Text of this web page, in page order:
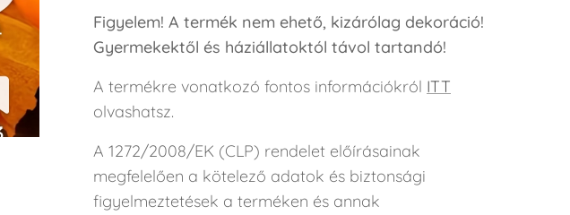
Figyelem! A termék nem ehető, kizárólag dekoráció!
Gyermekektől és háziállatoktól távol tartandó!
A termékre vonatkozó fontos információkról ITT
olvashatsz.
A 1272/2008/EK (CLP) rendelet előírásainak
megfelelően a kötelező adatok és biztonsági
figyelmeztetések a terméken és annak